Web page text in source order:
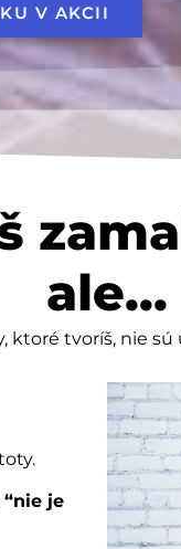
V AKCII
ale...
ktoré tvoríš, nie
je